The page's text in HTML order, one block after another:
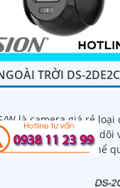
TRỜI DS-
W là camera giá rẻ
với chất lượng